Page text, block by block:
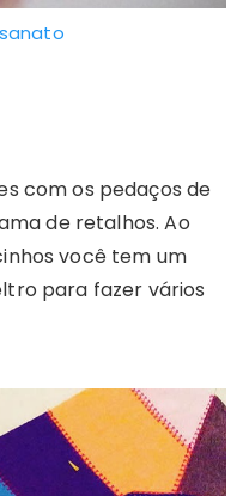
com os pedaços de
de retalhos. Ao
você tem um
para fazer vários